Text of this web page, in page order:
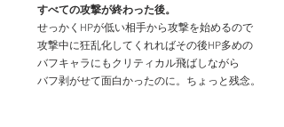
すべての攻撃が終わった後。
せっかくHPが低い相手から攻撃を始めるので
攻撃中に狂乱化してくれればその後HP多めの
バフキャラにもクリティカル飛ばしながら
バフ剥がせて面白かったのに。ちょっと残念。